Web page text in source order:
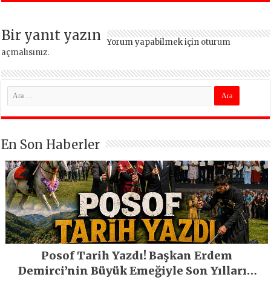
Bir yanıt yazın Yorum yapabilmek için oturum
açmalısınız.
En Son Haberler
Posof Tarih Yazdı! Başkan Erdem
Demirci’nin Büyük Emeğiyle Son Yılların